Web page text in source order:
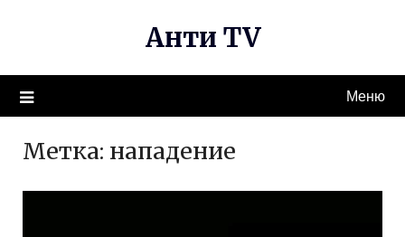
Анти TV
Меню
Метка: нападение